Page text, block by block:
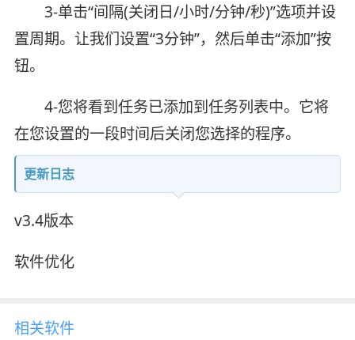
3-单击“间隔(关闭日/小时/分钟/秒)”选项并设
置周期。让我们设置“3分钟”，然后单击“添加”按
钮。
4-您将看到任务已添加到任务列表中。它将
在您设置的一段时间后关闭您选择的程序。
更新日志
v3.4版本
软件优化
相关软件